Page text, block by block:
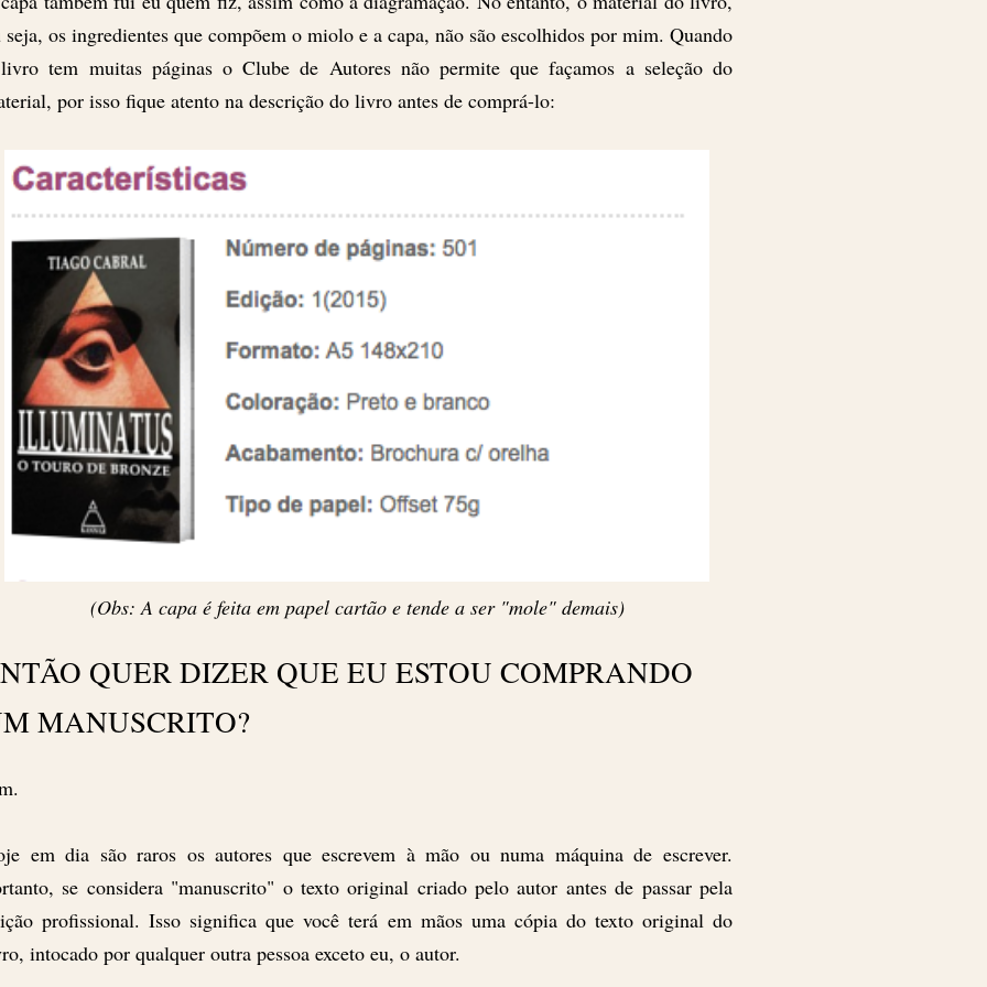
seja, os ingredientes que compõem o miolo e a capa, não são escolhidos por mim. Quando
tem muitas páginas o Clube de Autores não permite que façamos a seleção do
por isso fique atento na descrição do livro antes de comprá-lo:
(Obs: A capa é feita em papel cartão e tende a ser "mole" demais)
QUER DIZER QUE EU ESTOU COMPRANDO
MANUSCRITO?
em dia são raros os autores que escrevem à mão ou numa máquina de escrever.
se considera "manuscrito" o texto original criado pelo autor antes de passar pela
profissional. Isso significa que você terá em mãos uma cópia do texto original do
intocado por qualquer outra pessoa exceto eu, o autor.